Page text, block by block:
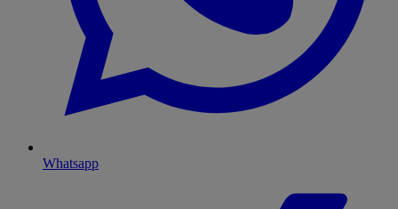
Whatsapp